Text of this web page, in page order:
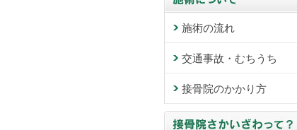
施術の流れ
交通事故・むちうち
接骨院のかかり方